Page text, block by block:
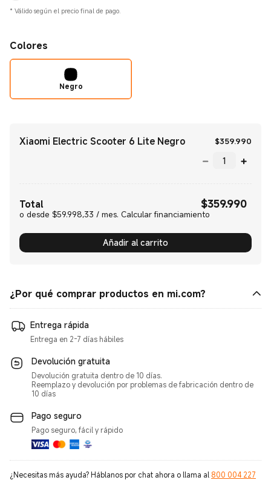
* Válido según el precio final de pago.
Colores
Negro
Xiaomi Electric Scooter 6 Lite Negro $359.990
Total $359.990
o desde $59.998,33 / mes. Calcular financiamiento
Añadir al carrito
¿Por qué comprar productos en mi.com?
Entrega rápida
Entrega en 2-7 días hábiles
Devolución gratuita
Devolución gratuita dentro de 10 días.
Reemplazo y devolución por problemas de fabricación dentro de
10 días
Pago seguro
Pago seguro, fácil y rápido
¿Necesitas más ayuda? Háblanos por chat ahora o llama al 800 004 227